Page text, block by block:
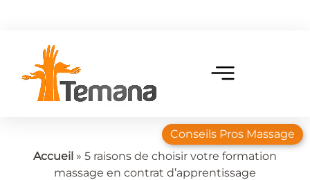
Conseils Pros Massage
Accueil » 5 raisons de choisir votre formation
massage en contrat d’apprentissage